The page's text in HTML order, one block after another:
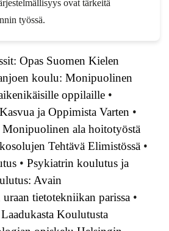
ovat tärkeitä
työssä.
Opas Suomen Kielen
koulu: Monipuolinen
oppilaille •
ja Oppimista Varten •
ala hoitotyöstä
Tehtävä Elimistössä •
• Psykiatrin koulutus ja
Avain
uraan tietotekniikan parissa •
Koulutusta